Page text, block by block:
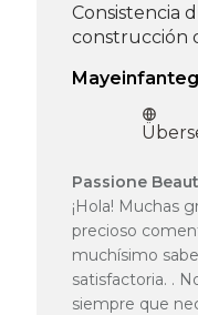
Consistencia
construcción
Passione
¡Hola! Muchas
precioso
muchísimo
satisfactoria. .
siempre que